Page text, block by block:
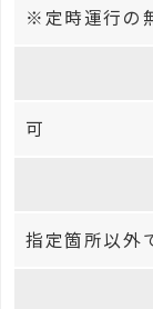
※定時運行の
可
指定箇所以外